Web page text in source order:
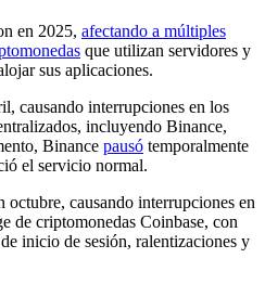
en 2025, afectando a múltiples
que utilizan servidores y
sus aplicaciones.
causando interrupciones en los
incluyendo Binance,
Binance pausó temporalmente
el servicio normal.
octubre, causando interrupciones en
de criptomonedas Coinbase, con
inicio de sesión, ralentizaciones y